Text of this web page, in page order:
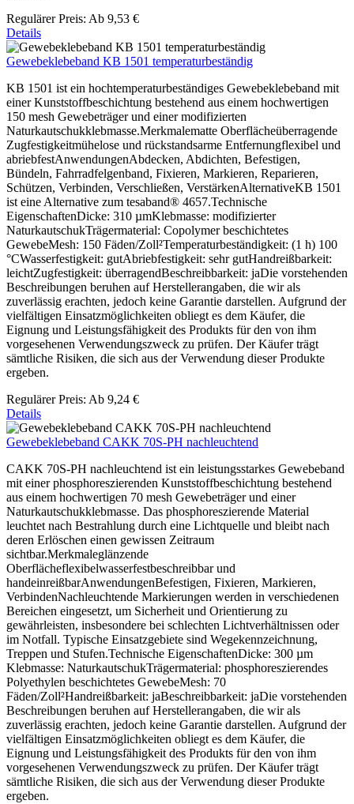
Regulärer Preis: Ab 9,53 €
Details
Gewebeklebeband KB 1501 temperaturbeständig
KB 1501 ist ein hochtemperaturbeständiges Gewebeklebeband mit
einer Kunststoffbeschichtung bestehend aus einem hochwertigen
150 mesh Gewebeträger und einer modifizierten
Naturkautschukklebmasse.Merkmalematte Oberflächeüberragende
Zugfestigkeitmühelose und rückstandsarme Entfernungflexibel und
abriebfestAnwendungenAbdecken, Abdichten, Befestigen,
Bündeln, Fahrradfelgenband, Fixieren, Markieren, Reparieren,
Schützen, Verbinden, Verschließen, VerstärkenAlternativeKB 1501
ist eine Alternative zum tesaband® 4657.Technische
EigenschaftenDicke: 310 µmKlebmasse: modifizierter
NaturkautschukTrägermaterial: Copolymer beschichtetes
GewebeMesh: 150 Fäden/Zoll²Temperaturbeständigkeit: (1 h) 100
°CWasserfestigkeit: gutAbriebfestigkeit: sehr gutHandreißbarkeit:
leichtZugfestigkeit: überragendBeschreibbarkeit: jaDie vorstehenden
Beschreibungen beruhen auf Herstellerangaben, die wir als
zuverlässig erachten, jedoch keine Garantie darstellen. Aufgrund der
vielfältigen Einsatzmöglichkeiten obliegt es dem Käufer, die
Eignung und Leistungsfähigkeit des Produkts für den von ihm
vorgesehenen Verwendungszweck zu prüfen. Der Käufer trägt
sämtliche Risiken, die sich aus der Verwendung dieser Produkte
ergeben.
Regulärer Preis: Ab 9,24 €
Details
Gewebeklebeband CAKK 70S-PH nachleuchtend
CAKK 70S-PH nachleuchtend ist ein leistungsstarkes Gewebeband
mit einer phosphoreszierenden Kunststoffbeschichtung bestehend
aus einem hochwertigen 70 mesh Gewebeträger und einer
Naturkautschukklebmasse. Das phosphoreszierende Material
leuchtet nach Bestrahlung durch eine Lichtquelle und bleibt nach
deren Erlöschen einen gewissen Zeitraum
sichtbar.Merkmaleglänzende
Oberflächeflexibelwasserfestbeschreibbar und
handeinreißbarAnwendungenBefestigen, Fixieren, Markieren,
VerbindenNachleuchtende Markierungen werden in verschiedenen
Bereichen eingesetzt, um Sicherheit und Orientierung zu
gewährleisten, insbesondere bei schlechten Lichtverhältnissen oder
im Notfall. Typische Einsatzgebiete sind Wegekennzeichnung,
Treppen und Stufen.Technische EigenschaftenDicke: 300 µm
Klebmasse: NaturkautschukTrägermaterial: phosphoreszierendes
Polyethylen beschichtetes GewebeMesh: 70
Fäden/Zoll²Handreißbarkeit: jaBeschreibbarkeit: jaDie vorstehenden
Beschreibungen beruhen auf Herstellerangaben, die wir als
zuverlässig erachten, jedoch keine Garantie darstellen. Aufgrund der
vielfältigen Einsatzmöglichkeiten obliegt es dem Käufer, die
Eignung und Leistungsfähigkeit des Produkts für den von ihm
vorgesehenen Verwendungszweck zu prüfen. Der Käufer trägt
sämtliche Risiken, die sich aus der Verwendung dieser Produkte
ergeben.